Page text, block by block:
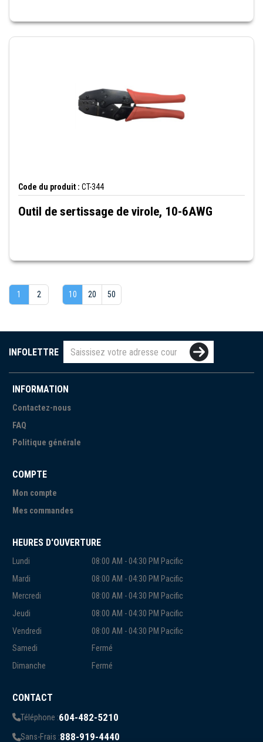
Code du produit : CT-344
Outil de sertissage de virole, 10-6AWG
1 2 10 20 50
INFOLETTRE
INFORMATION
Contactez-nous
FAQ
Politique générale
COMPTE
Mon compte
Mes commandes
HEURES D'OUVERTURE
Lundi
08:00 AM - 04:30 PM Pacific
Mardi
08:00 AM - 04:30 PM Pacific
Mercredi
08:00 AM - 04:30 PM Pacific
Jeudi
08:00 AM - 04:30 PM Pacific
Vendredi
08:00 AM - 04:30 PM Pacific
Samedi
Fermé
Dimanche
Fermé
CONTACT
Téléphone :604-482-5210
Sans-Frais :888-919-4440